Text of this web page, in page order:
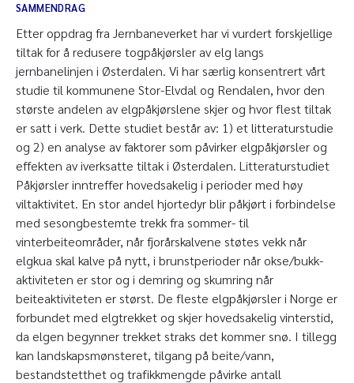
SAMMENDRAG
Etter oppdrag fra Jernbaneverket har vi vurdert forskjellige
tiltak for å redusere togpåkjørsler av elg langs
jernbanelinjen i Østerdalen. Vi har særlig konsentrert vårt
studie til kommunene Stor-Elvdal og Rendalen, hvor den
største andelen av elgpåkjørslene skjer og hvor flest tiltak
er satt i verk. Dette studiet består av: 1) et litteraturstudie
og 2) en analyse av faktorer som påvirker elgpåkjørsler og
effekten av iverksatte tiltak i Østerdalen. Litteraturstudiet
Påkjørsler inntreffer hovedsakelig i perioder med høy
viltaktivitet. En stor andel hjortedyr blir påkjørt i forbindelse
med sesongbestemte trekk fra sommer- til
vinterbeiteområder, når fjorårskalvene støtes vekk når
elgkua skal kalve på nytt, i brunstperioder når okse/bukk-
aktiviteten er stor og i demring og skumring når
beiteaktiviteten er størst. De fleste elgpåkjørsler i Norge er
forbundet med elgtrekket og skjer hovedsakelig vinterstid,
da elgen begynner trekket straks det kommer snø. I tillegg
kan landskapsmønsteret, tilgang på beite/vann,
bestandstetthet og trafikkmengde påvirke antall